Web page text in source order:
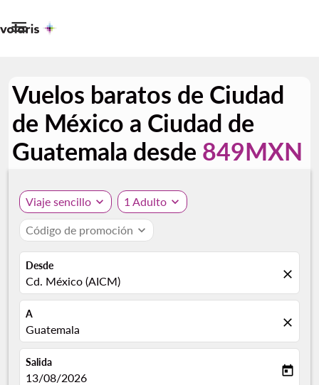

Vuelos baratos de Ciudad
de México a Ciudad de
Guatemala desde 849MXN
Viaje sencillo expand_more 1 Adulto expand_more
Código de promoción expand_more
Desde
Cd. México (AICM) close
A
Guatemala close
Salida
fc-booking-departure-date-aria-label
13/08/2026 today